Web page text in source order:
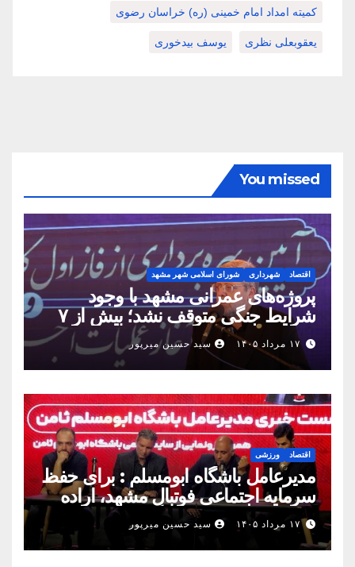
کمیته امداد امام خمینی (ره) خراسان رضوی
یعقوبعلی نظری یوسف بیدخوری
You missed
اقتصاد شهرداری شورای اسلامی شهر مشهد
پروژه‌های عمرانی مشهد با وجود
شرایط جنگی متوقف نشد؛ بیش از ۷
همت پروژه در ۱۶۰ روز به بهره‌برداری
رسید
۱۷ مرداد ۱۴۰۵ سید حسین میرپور
اقتصاد ورزشی
مدیرعامل باشگاه ابومسلم : برای حفظ
سرمایه اجتماعی فوتبال مشهد، اراده
مشترک استان شکل بگیرد
۱۷ مرداد ۱۴۰۵ سید حسین میرپور